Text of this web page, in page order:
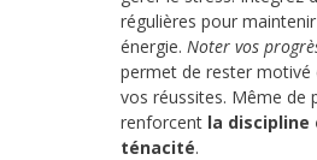
régulières pour
énergie. Noter vos
permet de rester motivé
vos réussites. Même de
renforcent la discipline
ténacité.